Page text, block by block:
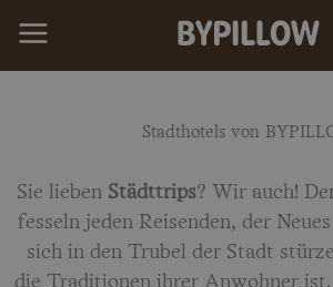
Inhalt
Stadthotels von
Sie lieben Städttrips? Wir auch!
fesseln jeden Reisenden, der
sich in den Trubel der Stadt
die Traditionen ihrer Anwohner ist.